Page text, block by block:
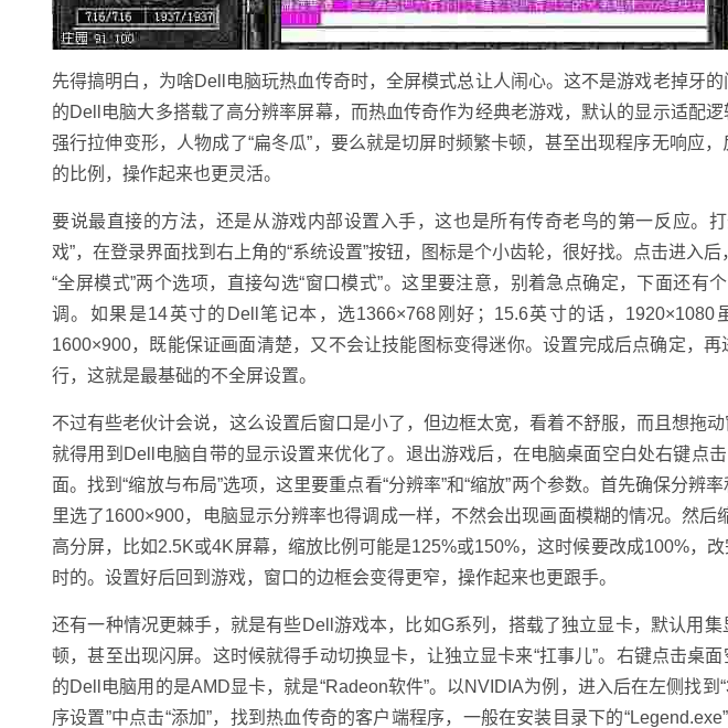
先得搞明白，为啥Dell电脑玩热血传奇时，全屏模式总让人闹心。这不是游戏老掉牙
的Dell电脑大多搭载了高分辨率屏幕，而热血传奇作为经典老游戏，默认的显示适配
强行拉伸变形，人物成了“扁冬瓜”，要么就是切屏时频繁卡顿，甚至出现程序无响应
的比例，操作起来也更灵活。
要说最直接的方法，还是从游戏内部设置入手，这也是所有传奇老鸟的第一反应。
戏”，在登录界面找到右上角的“系统设置”按钮，图标是个小齿轮，很好找。点击进入后
“全屏模式”两个选项，直接勾选“窗口模式”。这里要注意，别着急点确定，下面还有
调。如果是14英寸的Dell笔记本，选1366×768刚好；15.6英寸的话，
1600×900，既能保证画面清楚，又不会让技能图标变得迷你。设置完成后点确定，
行，这就是最基础的不全屏设置。
不过有些老伙计会说，这么设置后窗口是小了，但边框太宽，看着不舒服，而且想拖
就得用到Dell电脑自带的显示设置来优化了。退出游戏后，在电脑桌面空白处右键点
面。找到“缩放与布局”选项，这里要重点看“分辨率”和“缩放”两个参数。首先确保分辨
里选了1600×900，电脑显示分辨率也得调成一样，不然会出现画面模糊的情况。然
高分屏，比如2.5K或4K屏幕，缩放比例可能是125%或150%，这时候要改成100%，
时的。设置好后回到游戏，窗口的边框会变得更窄，操作起来也更跟手。
还有一种情况更棘手，就是有些Dell游戏本，比如G系列，搭载了独立显卡，默认用
顿，甚至出现闪屏。这时候就得手动切换显卡，让独立显卡来“扛事儿”。右键点击桌
的Dell电脑用的是AMD显卡，就是“Radeon软件”。以NVIDIA为例，进入后在左侧找到
序设置”中点击“添加”，找到热血传奇的客户端程序，一般在安装目录下的